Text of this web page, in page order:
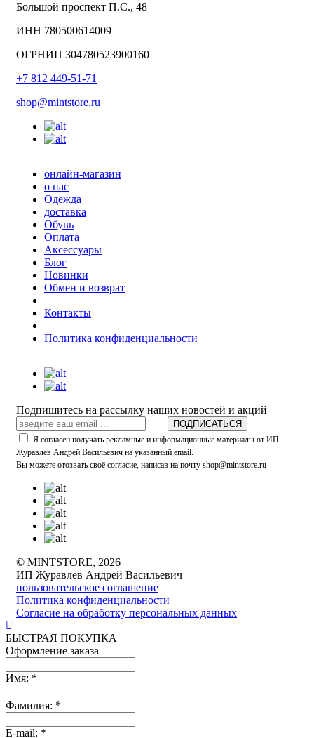
Большой проспект П.С., 48
ИНН 780500614009
ОГРНИП 304780523900160
+7 812 449-51-71
shop@mintstore.ru
онлайн-магазин
о нас
Одежда
доставка
Обувь
Оплата
Аксессуары
Блог
Новинки
Обмен и возврат
Контакты
Политика конфиденциальности
Подпишитесь на рассылку наших новостей и акций
ПОДПИСАТЬСЯ
Я согласен получать рекламные и информационные материалы от ИП
Журавлев Андрей Васильевич на указанный email.
Вы можете отозвать своё согласие, написав на почту shop@mintstore.ru
© MINTSTORE, 2026
ИП Журавлев Андрей Васильевич
пользовательское соглашение
Политика конфиденциальности
Согласие на обработку персональных данных
БЫСТРАЯ ПОКУПКА
Оформление заказа
Имя: *
Фамилия: *
E-mail: *